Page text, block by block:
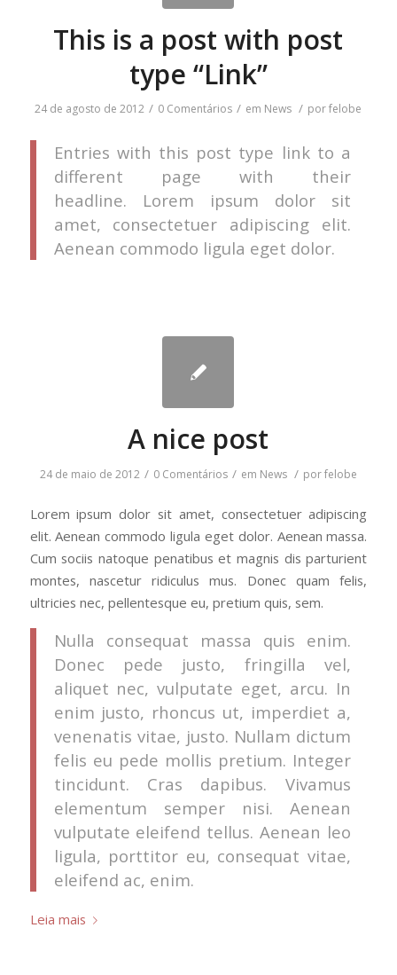
This is a post with post
type “Link”
24 de agosto de 2012 / 0 Comentários / em News / porfelobe
Entries with this post type link to a
different page with their
headline. Lorem ipsum dolor sit
amet, consectetuer adipiscing elit.
Aenean commodo ligula eget dolor.
A nice post
24 de maio de 2012 / 0 Comentários / em News / porfelobe
Lorem ipsum dolor sit amet, consectetuer adipiscing
elit. Aenean commodo ligula eget dolor. Aenean massa.
Cum sociis natoque penatibus et magnis dis parturient
montes, nascetur ridiculus mus. Donec quam felis,
ultricies nec, pellentesque eu, pretium quis, sem.
Nulla consequat massa quis enim.
Donec pede justo, fringilla vel,
aliquet nec, vulputate eget, arcu. In
enim justo, rhoncus ut, imperdiet a,
venenatis vitae, justo. Nullam dictum
felis eu pede mollis pretium. Integer
tincidunt. Cras dapibus. Vivamus
elementum semper nisi. Aenean
vulputate eleifend tellus. Aenean leo
ligula, porttitor eu, consequat vitae,
eleifend ac, enim.
Leia mais